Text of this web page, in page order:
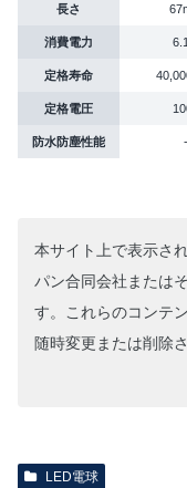
長さ
消費電力
定格寿命
定格電圧
防水防塵性能 -
本サイト上で表示さ
パン合同会社または
す。これらのコンテ
随時変更または削除
LED電球